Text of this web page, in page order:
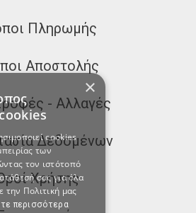
Πληρωμής
Αποστολής
- Αλλαγές
Δεδομένων
Χρήσης
×
cookies
των
τον ιστότοπό
σας για όλα
Πολιτική μας
περισσότερα